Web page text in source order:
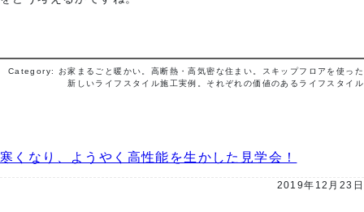
Category: お家まるごと暖かい。高断熱・高気密な住まい。スキップフロアを使った
新しいライフスタイル施工実例。それぞれの価値のあるライフスタイル
寒くなり、ようやく高性能を生かした見学会！
2019年12月23日